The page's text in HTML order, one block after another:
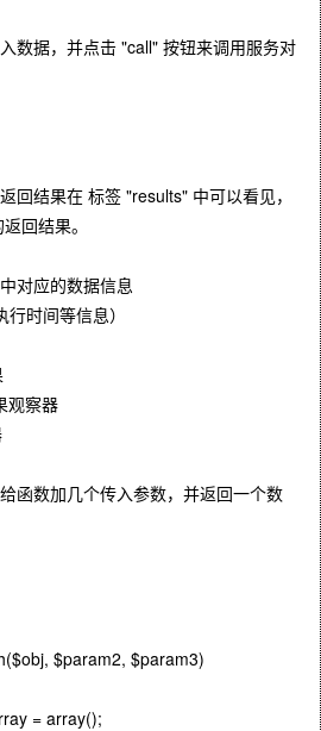
数据，并点击 "call" 按钮来调用服务对
回结果在 标签 "results" 中可以看见，
回结果。
对应的数据信息
时间等信息）
观察器
函数加几个传入参数，并返回一个数
$param2, $param3)
= array();